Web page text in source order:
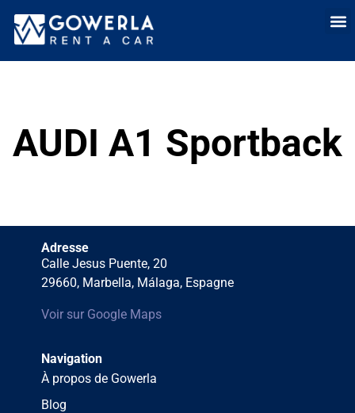
AUDI A1 Sportback
Adresse
Calle Jesus Puente, 20
29660, Marbella, Málaga, Espagne
Voir sur Google Maps
Navigation
À propos de Gowerla
Blog